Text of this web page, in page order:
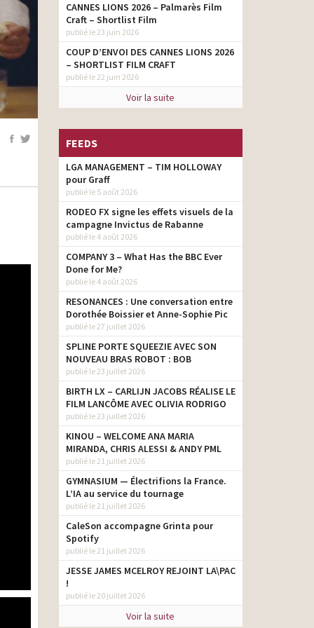
CANNES LIONS 2026 – Palmarès Film
Craft – Shortlist Film
publié le 23 juin 2026
COUP D’ENVOI DES CANNES LIONS 2026
– SHORTLIST FILM CRAFT
publié le 22 juin 2026
Voir la suite
FEEDS
LGA MANAGEMENT – TIM HOLLOWAY
pour Graff
publié le 5 août 2026
RODEO FX signe les effets visuels de la
campagne Invictus de Rabanne
publié le 4 août 2026
COMPANY 3 – What Has the BBC Ever
Done for Me?
publié le 4 août 2026
RESONANCES : Une conversation entre
Dorothée Boissier et Anne-Sophie Pic
publié le 27 juillet 2026
SPLINE PORTE SQUEEZIE AVEC SON
NOUVEAU BRAS ROBOT : BOB
publié le 23 juillet 2026
BIRTH LX – CARLIJN JACOBS RÉALISE LE
FILM LANCÔME AVEC OLIVIA RODRIGO
publié le 23 juillet 2026
KINOU – WELCOME ANA MARIA
MIRANDA, CHRIS ALESSI & ANDY PML
publié le 21 juillet 2026
GYMNASIUM — Électrifions la France.
L’IA au service du tournage
publié le 21 juillet 2026
CaleSon accompagne Grinta pour
Spotify
publié le 21 juillet 2026
JESSE JAMES MCELROY REJOINT LA\PAC
!
publié le 20 juillet 2026
Voir la suite